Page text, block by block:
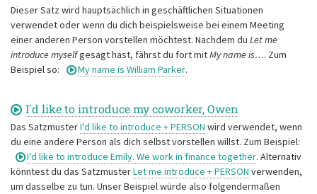
Dieser Satz wird hauptsächlich in geschäftlichen Situationen
verwendet oder wenn du dich beispielsweise bei einem Meeting
einer anderen Person vorstellen möchtest. Nachdem du Let me
introduce myselfgesagt hast, fährst du fort mitMy name is…. Zum
Beispiel so:
My name is William Parker.
I'd like to introduce my coworker, Owen
Das SatzmusterI'd like to introduce + PERSON wird verwendet, wenn
du eine andere Person als dich selbst vorstellen willst. Zum Beispiel:
I'd like to introduce Emily. We work in finance together. Alternativ
könntest du das SatzmusterLet me introduce + PERSON verwenden,
um dasselbe zu tun. Unser Beispiel würde also folgendermaßen